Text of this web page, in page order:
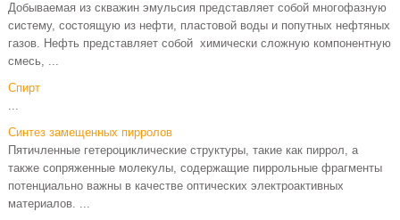
Добываемая из скважин эмульсия представляет собой многофазную
систему, состоящую из нефти, пластовой воды и попутных нефтяных
газов. Нефть представляет собой химически сложную компонентную
смесь, ...
Спирт
...
Синтез замещенных пирролов
Пятичленные гетероциклические структуры, такие как пиррол, а
также сопряженные молекулы, содержащие пиррольные фрагменты
потенциально важны в качестве оптических электроактивных
материалов. ...